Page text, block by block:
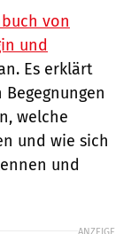
von
und
Es erklärt
welche
und wie sich
und
ANZEIGE